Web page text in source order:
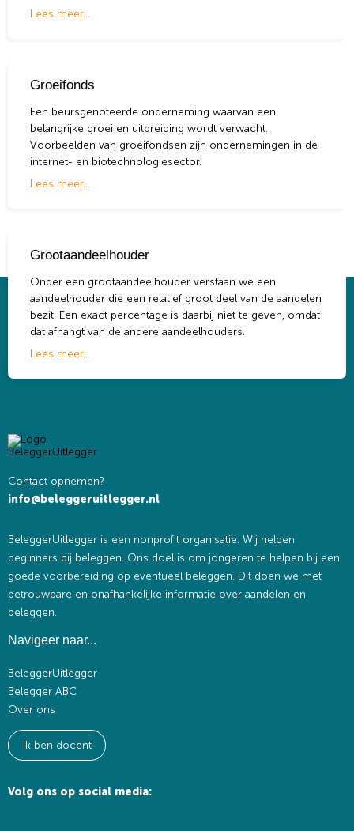
Lees meer...
Groeifonds
Een beursgenoteerde onderneming waarvan een
belangrijke groei en uitbreiding wordt verwacht.
Voorbeelden van groeifondsen zijn ondernemingen in de
internet- en biotechnologiesector.
Lees meer...
Grootaandeelhouder
Onder een grootaandeelhouder verstaan we een
aandeelhouder die een relatief groot deel van de aandelen
bezit. Een exact percentage is daarbij niet te geven, omdat
dat afhangt van de andere aandeelhouders.
Lees meer...
Contact opnemen?
info@beleggeruitlegger.nl
BeleggerUitlegger is een nonprofit organisatie. Wij helpen
beginners bij beleggen. Ons doel is om jongeren te helpen bij een
goede voorbereiding op eventueel beleggen. Dit doen we met
betrouwbare en onafhankelijke informatie over aandelen en
beleggen.
Navigeer naar...
BeleggerUitlegger
Belegger ABC
Over ons
Ik ben docent
Volg ons op social media: